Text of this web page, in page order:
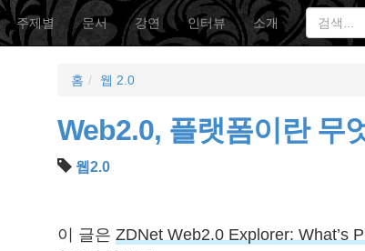
주제별 문서 강연 인터뷰 소개
홈 웹 2.0
Web2.0, 플랫폼이란 무
웹2.0
이 글은 ZDNet Web2.0 Explorer: What’s